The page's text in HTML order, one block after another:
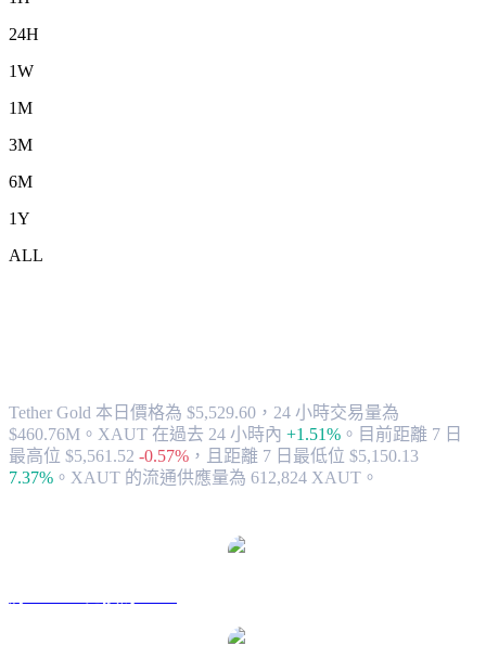
24H
1W
1M
3M
6M
1Y
ALL
Tether Gold 本日價格為 $5,529.60，24 小時交易量為
$460.76M。XAUT 在過去 24 小時內 +1.51% 。 目前距離 7 日
最高位 $5,561.52 -0.57% ， 且距離 7 日最低位 $5,150.13
7.37% 。 XAUT 的流通供應量為 612,824 XAUT。